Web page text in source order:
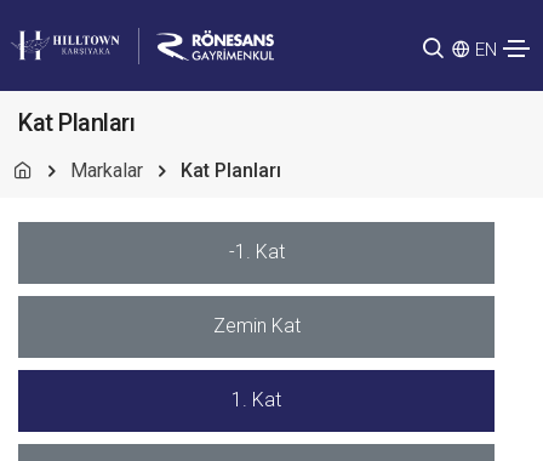
EN
Kat Planları
Markalar Kat Planları
-1. Kat
Zemin Kat
1. Kat